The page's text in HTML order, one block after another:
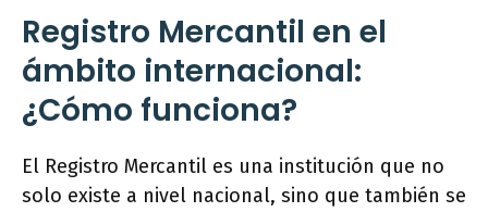
Registro Mercantil en el
ámbito internacional:
¿Cómo funciona?
El Registro Mercantil es una institución que no
solo existe a nivel nacional, sino que también se